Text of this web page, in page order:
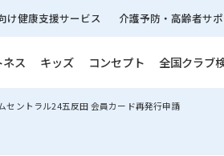
け健康支援サービス 介護予防・高齢者サ
ネス キッズ コンセプト 全国クラブ
セントラル24五反田 会員カード再発行申請